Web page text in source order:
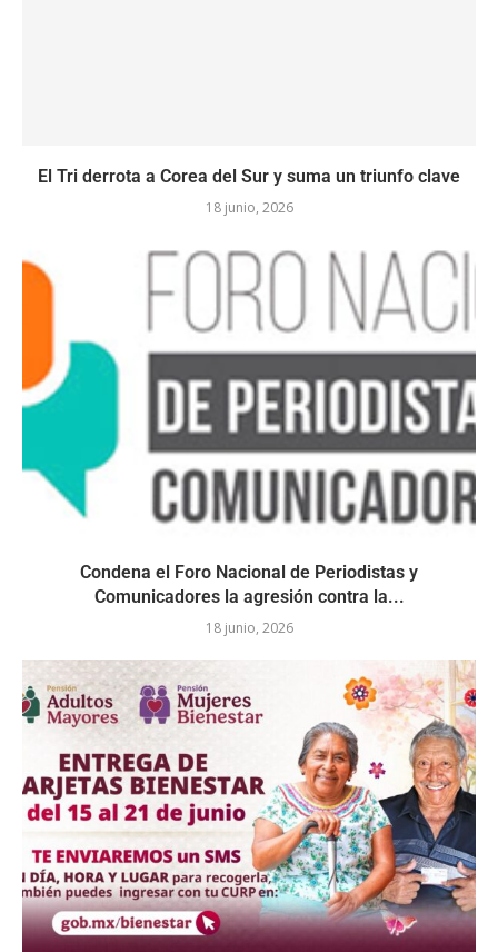
El Tri derrota a Corea del Sur y suma un triunfo clave
18 junio, 2026
Condena el Foro Nacional de Periodistas y
Comunicadores la agresión contra la...
18 junio, 2026